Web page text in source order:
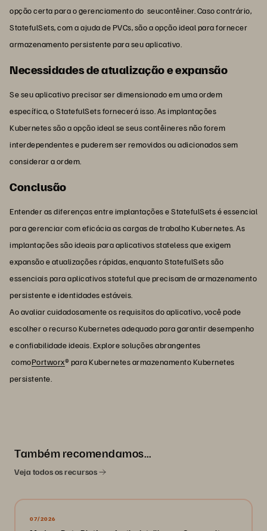
opção certa para o gerenciamento do seucontêiner.Caso contrário,
StatefulSets, com a ajuda de PVCs, são a opção ideal para fornecer
armazenamento persistente para seu aplicativo.
Necessidades de atualização e expansão
Se seu aplicativo precisar ser dimensionado em uma ordem
específica, o StatefulSets fornecerá isso. As implantações
Kubernetes são a opção ideal se seus contêineres não forem
interdependentes e puderem ser removidos ou adicionados sem
considerar a ordem.
Conclusão
Entender as diferenças entre implantações e StatefulSets é essencial
para gerenciar com eficácia as cargas de trabalho Kubernetes. As
implantações são ideais para aplicativos stateless que exigem
expansão e atualizações rápidas, enquanto StatefulSets são
essenciais para aplicativos stateful que precisam de armazenamento
persistente e identidades estáveis.
Ao avaliar cuidadosamente os requisitos do aplicativo, você pode
escolher o recurso Kubernetes adequado para garantir desempenho
e confiabilidade ideais. Explore soluções abrangentes
comoPortworx® para Kubernetes armazenamento Kubernetes
persistente.
Também recomendamos…
Veja todos os recursos
07/2026